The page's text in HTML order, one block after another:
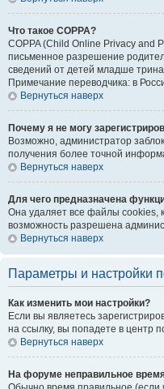
Что такое COPPA?
COPPA (Child Online Privacy and
письменное разрешение
сведений от детей младше
Примечание переводчика: в
Вернуться наверх
Почему я не могу
Возможно, администратор
получения более точной
Вернуться наверх
Для чего предназначена
Она удаляет все файлы cookies,
возможность разрешена
Вернуться наверх
Параметры и настройки
Как изменить мои настройки?
Если вы являетесь
на ссылку, вы попадете в центр
Вернуться наверх
На форуме неправильное